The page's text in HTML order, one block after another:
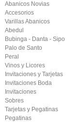
Abanicos Novias
Accesorios
Varillas Abanicos
Abedul
Bubinga - Danta - Sipo
Palo de Santo
Peral
Vinos y Licores
Invitaciones y Tarjetas
Invitaciones Boda
Invitaciones
Sobres
Tarjetas y Pegatinas
Pegatinas